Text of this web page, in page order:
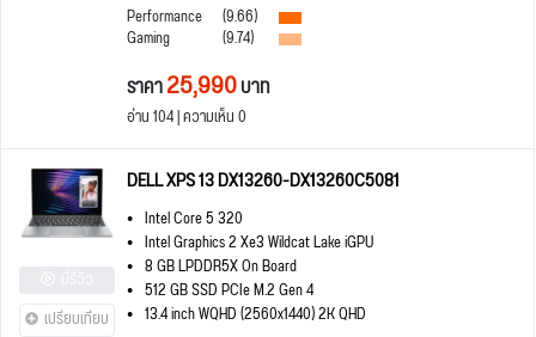
Performance
(9.66)
Gaming (9.74)
ราคา25,990บาท
อ่าน 104 | ความเห็น 0
เปรียบเทียบ
DELL XPS 13 DX13260-DX13260C5081
Intel Core 5 320
Intel Graphics 2 Xe3 Wildcat Lake iGPU
8 GB LPDDR5X On Board
512 GB SSD PCIe M.2 Gen 4
13.4 inch WQHD (2560x1440) 2K QHD